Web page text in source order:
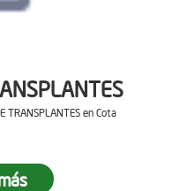
TRANSPLANTES en Cota